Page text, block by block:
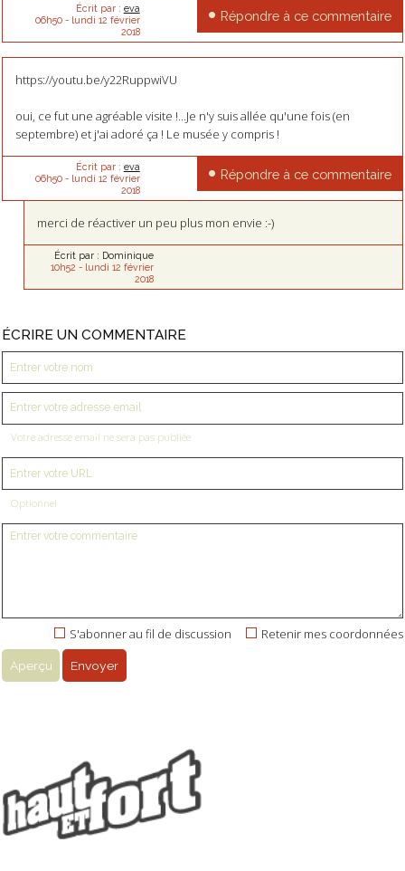
Écrit par : eva
06h50- lundi 12 février
2018
Répondre à ce commentaire
https://youtu.be/y22RuppwiVU
oui, ce fut une agréable visite !...Je n'y suis allée qu'une fois (en
septembre) et j'ai adoré ça ! Le musée y compris !
Écrit par : eva
06h50- lundi 12 février
2018
Répondre à ce commentaire
merci de réactiver un peu plus mon envie :-)
Écrit par : Dominique
10h52 - lundi 12 février
2018
ÉCRIRE UN COMMENTAIRE
Votre adresse email ne sera pas publiée
Optionnel
Retenir mes coordonnées
S'abonner au fil de discussion